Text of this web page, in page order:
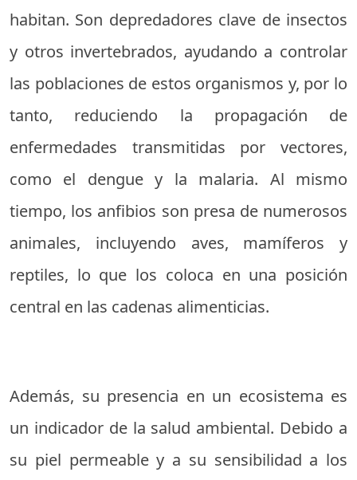
habitan. Son depredadores clave de insectos
y otros invertebrados, ayudando a controlar
las poblaciones de estos organismos y, por lo
tanto, reduciendo la propagación de
enfermedades transmitidas por vectores,
como el dengue y la malaria. Al mismo
tiempo, los anfibios son presa de numerosos
animales, incluyendo aves, mamíferos y
reptiles, lo que los coloca en una posición
central en las cadenas alimenticias.
Además, su presencia en un ecosistema es
un indicador de la salud ambiental. Debido a
su piel permeable y a su sensibilidad a los